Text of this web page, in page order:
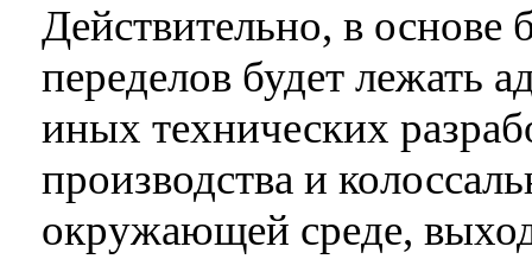
Действительно, в основе
переделов будет лежать
иных технических
производства и
окружающей среде,